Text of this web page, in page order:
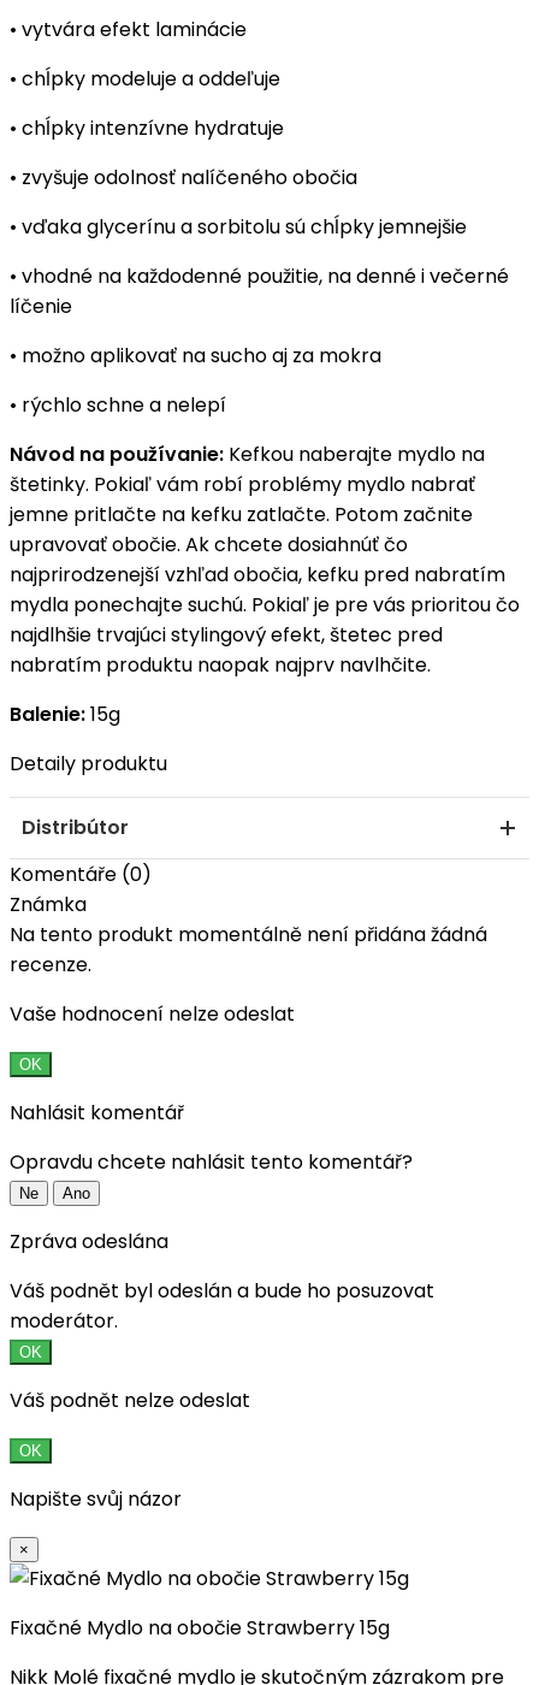
• vytvára efekt laminácie
• chĺpky modeluje a oddeľuje
• chĺpky intenzívne hydratuje
• zvyšuje odolnosť nalíčeného obočia
• vďaka glycerínu a sorbitolu sú chĺpky jemnejšie
• vhodné na každodenné použitie, na denné i večerné
líčenie
• možno aplikovať na sucho aj za mokra
• rýchlo schne a nelepí
Návod na používanie: Kefkou naberajte mydlo na
štetinky. Pokiaľ vám robí problémy mydlo nabrať
jemne pritlačte na kefku zatlačte. Potom začnite
upravovať obočie. Ak chcete dosiahnúť čo
najprirodzenejší vzhľad obočia, kefku pred nabratím
mydla ponechajte suchú. Pokiaľ je pre vás prioritou čo
najdlhšie trvajúci stylingový efekt, štetec pred
nabratím produktu naopak najprv navlhčite.
Balenie:15g
Detaily produktu
Distribútor
Komentáře (0)
Známka
Na tento produkt momentálně není přidána žádná
recenze.
Vaše hodnocení nelze odeslat
OK
Nahlásit komentář
Opravdu chcete nahlásit tento komentář?
Ne Ano
Zpráva odeslána
Váš podnět byl odeslán a bude ho posuzovat
moderátor.
OK
Váš podnět nelze odeslat
OK
Napište svůj názor
×
Fixačné Mydlo na obočie Strawberry 15g
Nikk Molé fixačné mydlo je skutočným zázrakom pre